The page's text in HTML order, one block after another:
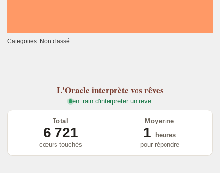
Categories: Non classé
L'Oracle interprète vos rêves
en train d'interpréter un rêve
Total
6 721
cœurs touchés
Moyenne
1
heures
pour répondre